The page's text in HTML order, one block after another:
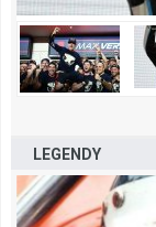
LEGENDY